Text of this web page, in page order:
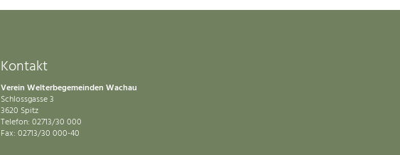
Kontakt
Verein Welterbegemeinden Wachau
Schlossgasse 3
3620 Spitz
Telefon: 02713/30 000
Fax: 02713/30 000-40